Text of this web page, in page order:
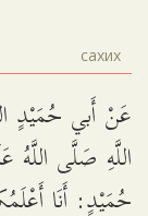
сахих
عَنْ أَبي
اللَّهِ صَلَّى اللَّهُ
حُمَيْدٍ: أَنَا